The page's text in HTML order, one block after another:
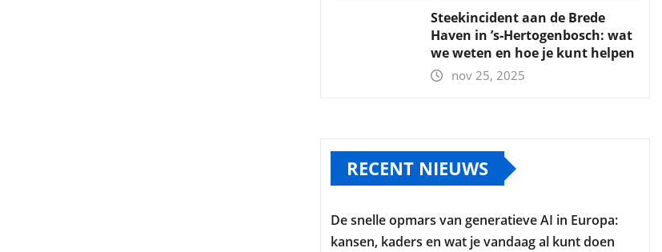
Steekincident aan de Brede
Haven in ’s‑Hertogenbosch: wat
we weten en hoe je kunt helpen
nov 25, 2025
RECENT NIEUWS
De snelle opmars van generatieve AI in Europa:
kansen, kaders en wat je vandaag al kunt doen